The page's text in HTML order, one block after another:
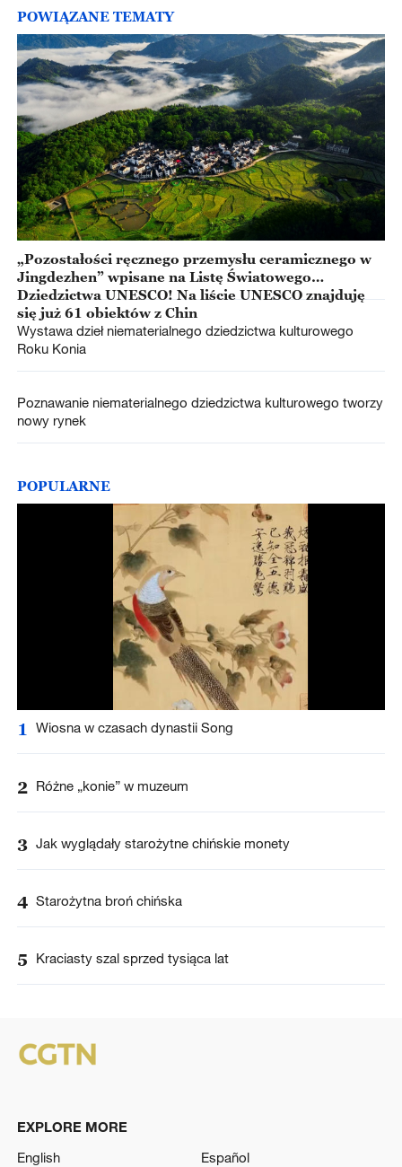
POWIĄZANE TEMATY
„Pozostałości ręcznego przemysłu ceramicznego w
Jingdezhen” wpisane na Listę Światowego
Dziedzictwa UNESCO! Na liście UNESCO znajduję
się już 61 obiektów z Chin
Wystawa dzieł niematerialnego dziedzictwa kulturowego
Roku Konia
Poznawanie niematerialnego dziedzictwa kulturowego tworzy
nowy rynek
POPULARNE
1 Wiosna w czasach dynastii Song
2 Różne „konie” w muzeum
3 Jak wyglądały starożytne chińskie monety
4 Starożytna broń chińska
5 Kraciasty szal sprzed tysiąca lat
EXPLORE MORE
English
Español